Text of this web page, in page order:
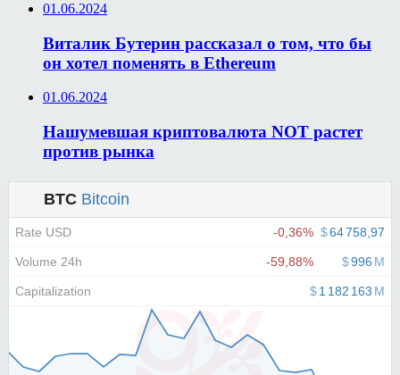
01.06.2024
Виталик Бутерин рассказал о том, что бы
он хотел поменять в Ethereum
01.06.2024
Нашумевшая криптовалюта NOT растет
против рынка